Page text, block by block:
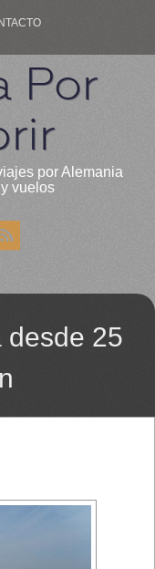
Por
por Alemania
vuelos
desde 25